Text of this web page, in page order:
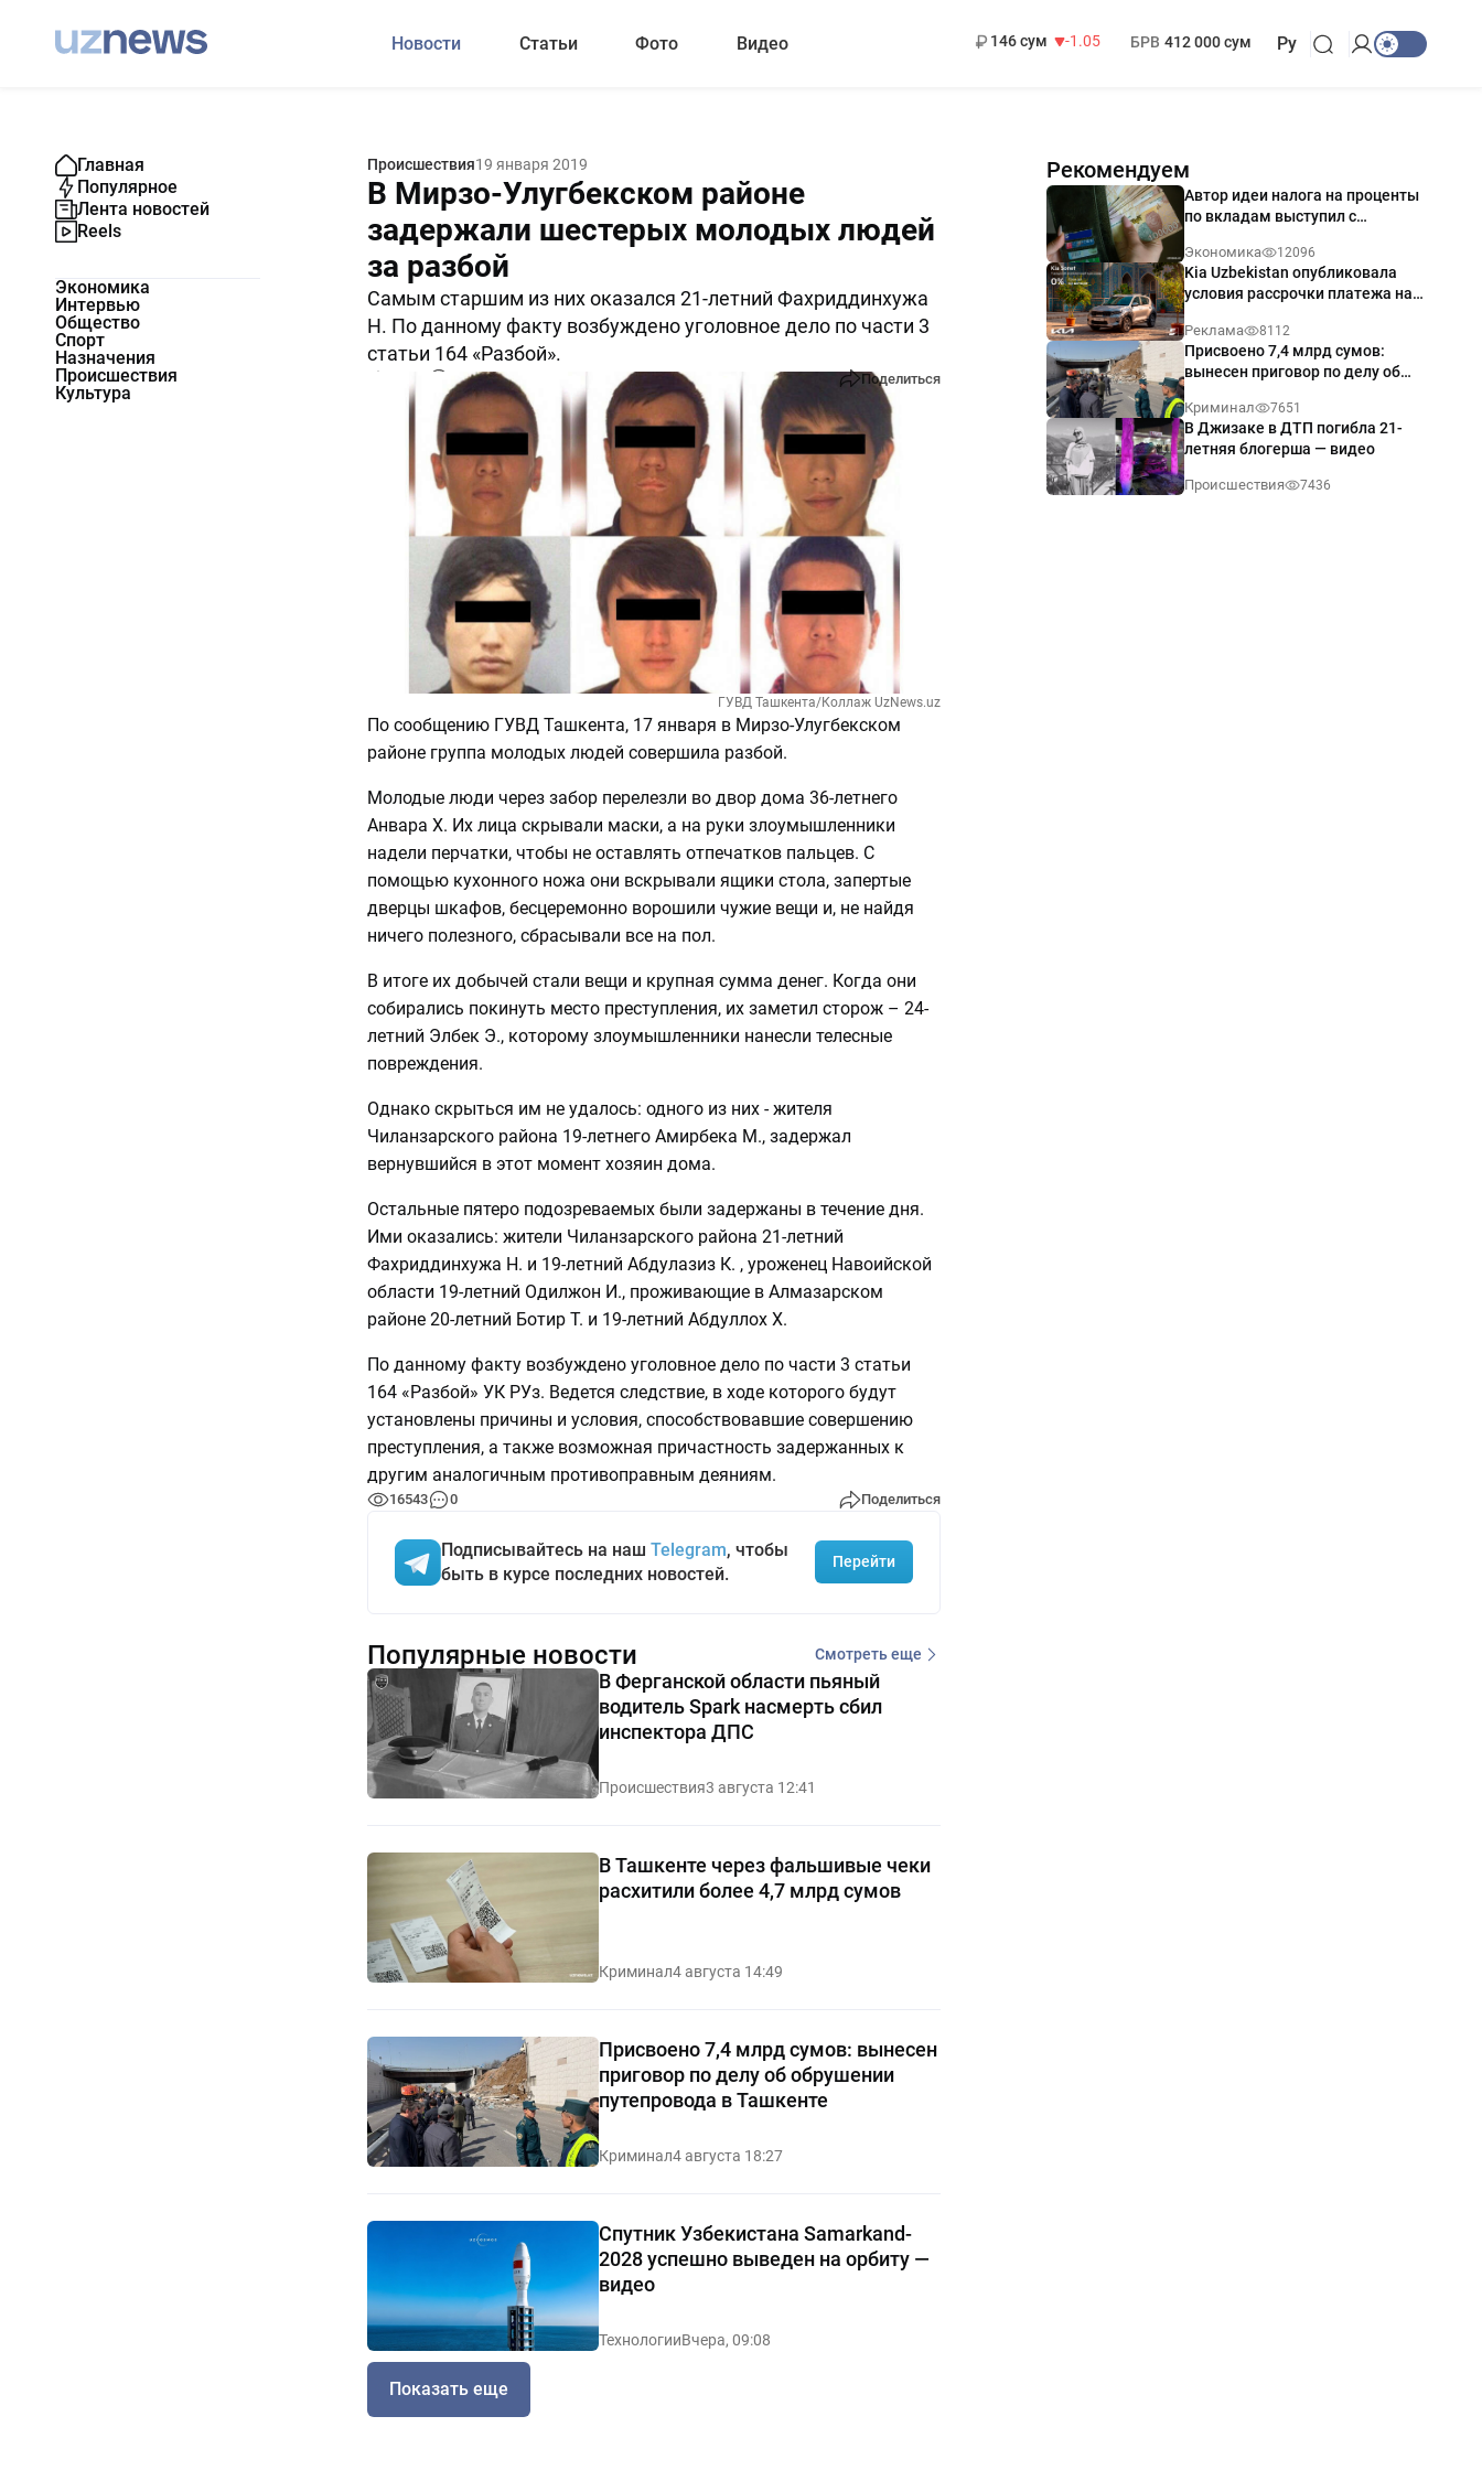
Новости Статьи Фото Видео
146 сум
-1.05
БРВ 412 000 сум Ру
Главная
Популярное
Лента новостей
Reels
Экономика
Интервью
Общество
Спорт
Назначения
Происшествия
Культура
Происшествия19 января 2019
В Мирзо-Улугбекском районе
задержали шестерых молодых людей
за разбой
Самым старшим из них оказался 21-летний Фахриддинхужа
Н. По данному факту возбуждено уголовное дело по части 3
статьи 164 «Разбой».
Поделиться
ГУВД Ташкента/Коллаж UzNews.uz
По сообщению ГУВД Ташкента, 17 января в Мирзо-Улугбекском
районе группа молодых людей совершила разбой.
Молодые люди через забор перелезли во двор дома 36-летнего
Анвара Х. Их лица скрывали маски, а на руки злоумышленники
надели перчатки, чтобы не оставлять отпечатков пальцев. С
помощью кухонного ножа они вскрывали ящики стола, запертые
дверцы шкафов, бесцеремонно ворошили чужие вещи и, не найдя
ничего полезного, сбрасывали все на пол.
В итоге их добычей стали вещи и крупная сумма денег. Когда они
собирались покинуть место преступления, их заметил сторож – 24-
летний Элбек Э., которому злоумышленники нанесли телесные
повреждения.
Однако скрыться им не удалось: одного из них - жителя
Чиланзарского района 19-летнего Амирбека М., задержал
вернувшийся в этот момент хозяин дома.
Остальные пятеро подозреваемых были задержаны в течение дня.
Ими оказались: жители Чиланзарского района 21-летний
Фахриддинхужа Н. и 19-летний Абдулазиз К. , уроженец Навоийской
области 19-летний Одилжон И., проживающие в Алмазарском
районе 20-летний Ботир Т. и 19-летний Абдуллох Х.
По данному факту возбуждено уголовное дело по части 3 статьи
164 «Разбой» УК РУз. Ведется следствие, в ходе которого будут
установлены причины и условия, способствовавшие совершению
преступления, а также возможная причастность задержанных к
другим аналогичным противоправным деяниям.
16543 0 Поделиться
Подписывайтесь на наш Telegram, чтобы
быть в курсе последних новостей.
Перейти
Рекомендуем
Автор идеи налога на проценты
по вкладам выступил с
Экономика 12096
Kia Uzbekistan опубликовала
условия рассрочки платежа на
годовых
Реклама 8112
Присвоено 7,4 млрд сумов:
вынесен приговор по делу об
Ташкенте
Криминал 7651
В Джизаке в ДТП погибла 21-
летняя блогерша — видео
Происшествия 7436
Популярные новости Смотреть еще
В Ферганской области пьяный
водитель Spark насмерть сбил
инспектора ДПС
Происшествия3 августа 12:41
В Ташкенте через фальшивые чеки
расхитили более 4,7 млрд сумов
Криминал4 августа 14:49
Присвоено 7,4 млрд сумов: вынесен
приговор по делу об обрушении
путепровода в Ташкенте
Криминал4 августа 18:27
Спутник Узбекистана Samarkand-
2028 успешно выведен на орбиту —
видео
ТехнологииВчера, 09:08
Показать еще